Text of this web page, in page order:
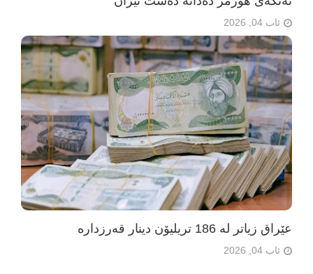
ئاب 04, 2026
عێراق زیاتر لە 186 تریلیۆن دینار قەرزدارە
ئاب 04, 2026